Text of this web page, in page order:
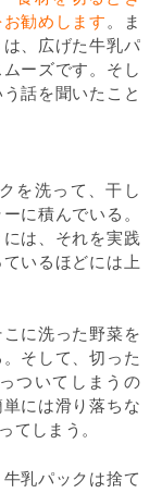
勧めします。ま
、広げた牛乳パ
ーズです。そし
話を聞いたこと
を洗って、干し
に積んでいる。
は、それを実践
いるほどには上
に洗った野菜を
そして、切った
ついてしまうの
には滑り落ちな
てしまう。
乳パックは捨て